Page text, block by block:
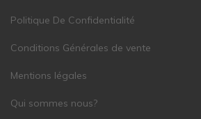
Politique De Confidentialité
Conditions Générales de vente
Mentions légales
Qui sommes nous?